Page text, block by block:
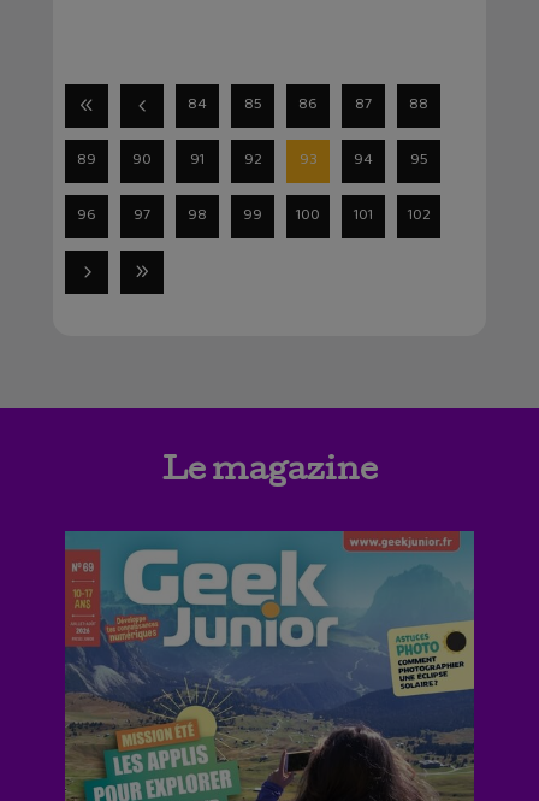
84 85 86 87 88
89 90 91 92 93 94 95
96 97 98 99 100 101 102
Le magazine